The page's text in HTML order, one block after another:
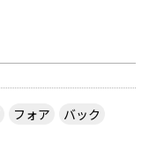
フォア
バック